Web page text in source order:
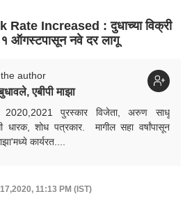
Increased : दुधाच्या विक्री
ऑगस्टपासून नवे दर लागू
author
एबीपी माझा
2020,2021 पुरस्कार विजेता, अरुण साधू
धारक, शोध पत्रकार. मागील सहा वर्षांपासून
कार्यरत....
11:13 PM (IST)